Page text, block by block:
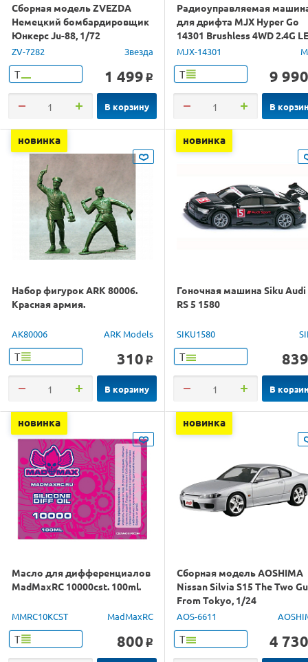
Сборная модель ZVEZDA
Немецкий бомбардировщик
Юнкерс Ju-88, 1/72
ZV-7282 Звезда
Т 1 499 o
В корзину
Радиоуправляемая
для дрифта MJX Hyper Go
14301 Brushless 4WD 2.4G
1/14 RTR
MJX-14301
Т 9 990
В
новинка
Набор фигурок ARK 80006.
Красная армия.
AK80006 ARK Models
Т 310 o
В корзину
новинка
Гоночная машина Siku Audi
RS 5 1580
SIKU1580
Т 839
В
новинка
Масло для дифференциалов
MadMaxRC 10000cst. 100ml.
MMRC10KCST MadMaxRC
Т 800 o
новинка
Сборная модель AOSHIMA
Nissan Silvia S15 The Two
From Tokyo, 1/24
AOS-6611
Т 4 730